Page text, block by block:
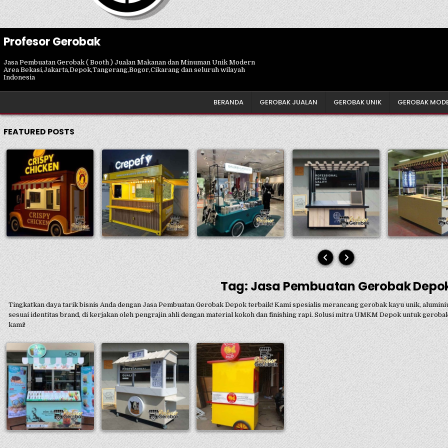
Profesor Gerobak
Jasa Pembuatan Gerobak ( Booth ) Jualan Makanan dan Minuman Unik Modern
Area Bekasi,Jakarta,Depok,Tangerang,Bogor,Cikarang dan seluruh wilayah
Indonesia
BERANDA GEROBAK JUALAN GEROBAK UNIK GEROBAK
FEATURED POSTS
Tag:Jasa Pembuatan Gerobak
Tingkatkan daya tarik bisnis Anda dengan Jasa Pembuatan Gerobak Depok terbaik! Kami spesialis merancang gerobak kayu unik,
sesuai identitas brand, di kerjakan oleh pengrajin ahli dengan material kokoh dan finishing rapi. Solusi mitra UMKM Depok untuk
kami!